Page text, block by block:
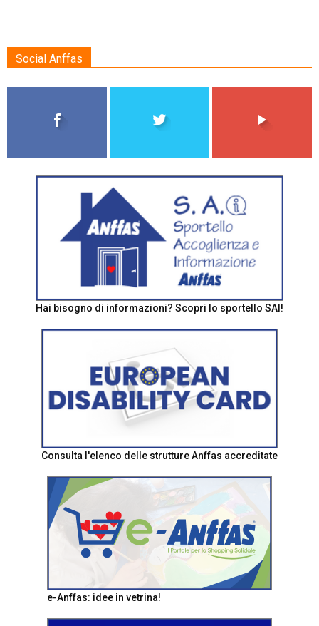
Social Anffas
Hai bisogno di informazioni? Scopri lo sportello SAI!
Consulta l'elenco delle strutture Anffas accreditate
e-Anffas: idee in vetrina!